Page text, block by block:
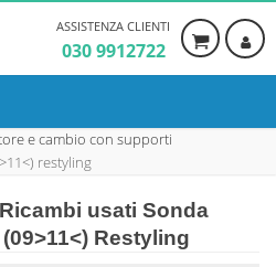
ASSISTENZA CLIENTI
030 9912722
e cambio con supporti
restyling
usati Sonda
Restyling